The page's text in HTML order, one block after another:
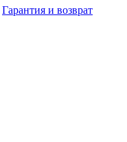
Гарантия и возврат